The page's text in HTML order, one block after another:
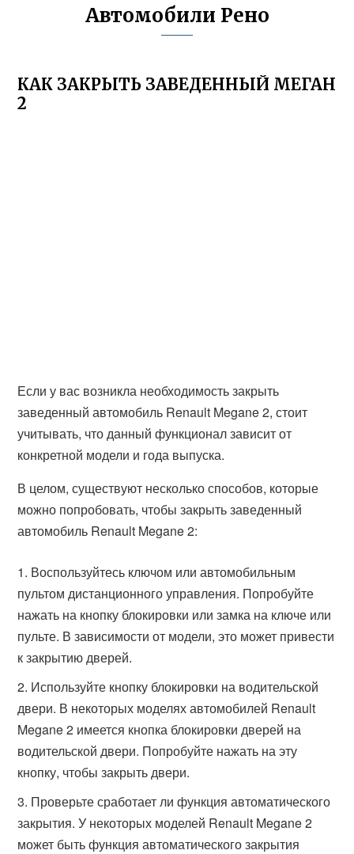
Автомобили Рено
КАК ЗАКРЫТЬ ЗАВЕДЕННЫЙ МЕГАН
2
Если у вас возникла необходимость закрыть
заведенный автомобиль Renault Megane 2, стоит
учитывать, что данный функционал зависит от
конкретной модели и года выпуска.
В целом, существуют несколько способов, которые
можно попробовать, чтобы закрыть заведенный
автомобиль Renault Megane 2:
Воспользуйтесь ключом или автомобильным
пультом дистанционного управления. Попробуйте
нажать на кнопку блокировки или замка на ключе или
пульте. В зависимости от модели, это может привести
к закрытию дверей.
Используйте кнопку блокировки на водительской
двери. В некоторых моделях автомобилей Renault
Megane 2 имеется кнопка блокировки дверей на
водительской двери. Попробуйте нажать на эту
кнопку, чтобы закрыть двери.
Проверьте сработает ли функция автоматического
закрытия. У некоторых моделей Renault Megane 2
может быть функция автоматического закрытия